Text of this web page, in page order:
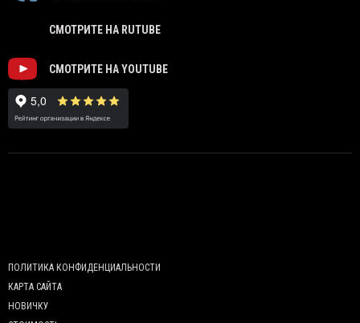
СМОТРИТЕ НА RUTUBE
СМОТРИТЕ НА YOUTUBE
ПОЛИТИКА КОНФИДЕНЦИАЛЬНОСТИ
КАРТА САЙТА
НОВИЧКУ